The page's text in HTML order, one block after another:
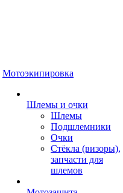
Мотоэкипировка
Шлемы и очки
Шлемы
Подшлемники
Очки
Стёкла (визоры),
запчасти для
шлемов